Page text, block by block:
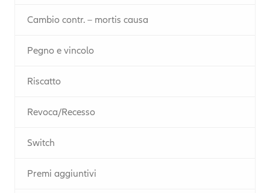
Cambio contr. – mortis causa
Pegno e vincolo
Riscatto
Revoca/Recesso
Switch
Premi aggiuntivi